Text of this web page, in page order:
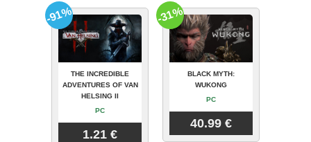
THE INCREDIBLE
ADVENTURES OF VAN
HELSING II
PC
1.21 €
-91%
BLACK MYTH:
WUKONG
PC
40.99 €
-31%